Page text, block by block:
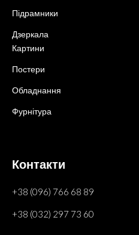
Підрамники
Дзеркала
Картини
Постери
Обладнання
Фурнітура
Контакти
+38 (096) 766 68 89
+38 (032) 297 73 60